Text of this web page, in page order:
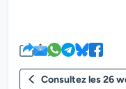
Consultez les 26